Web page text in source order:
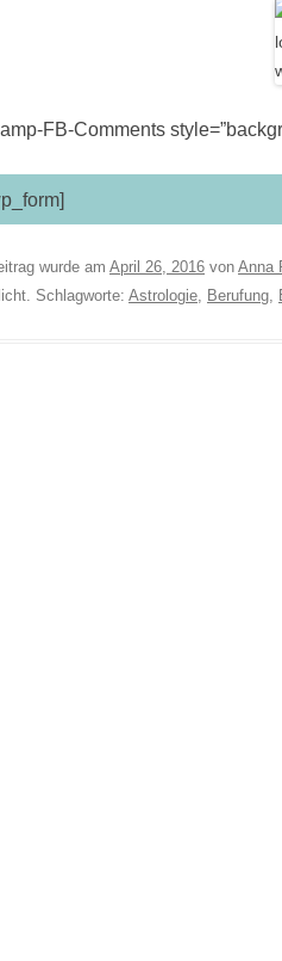
FB-Comments
wurde am April 26, 2016 von Anna
Schlagworte: Astrologie, Berufung,